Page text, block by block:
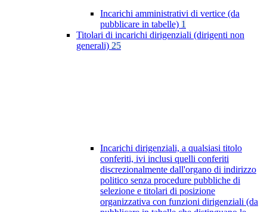
Incarichi amministrativi di vertice (da
pubblicare in tabelle) 1
Titolari di incarichi dirigenziali (dirigenti non
generali) 25
Incarichi dirigenziali, a qualsiasi titolo
conferiti, ivi inclusi quelli conferiti
discrezionalmente dall'organo di indirizzo
politico senza procedure pubbliche di
selezione e titolari di posizione
organizzativa con funzioni dirigenziali (da